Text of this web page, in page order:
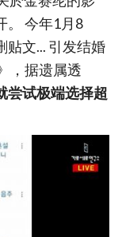
。 今年1月8
贴文... 引发结婚
，据遗属透
尝试极端选择超